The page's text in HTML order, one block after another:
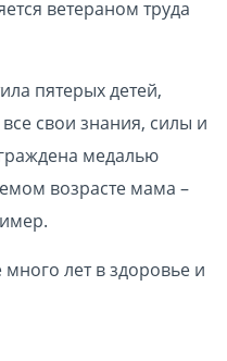
ветераном труда
пятерых детей,
свои знания, силы и
медалью
возрасте мама –
лет в здоровье и